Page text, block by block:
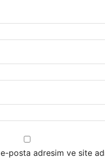
posta adresim ve site